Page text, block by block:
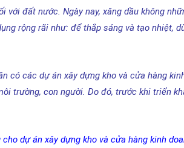
với đất nước. Ngày nay, xăng dầu không
rộng rãi như: để thắp sáng và tạo nhiệt,
có các dự án xây dựng kho và cửa hàng
trường, con người. Do đó, trước khi triển
dự án xây dựng kho và cửa hàng kinh